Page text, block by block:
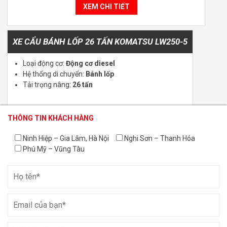
XEM CHI TIẾT
XE CẨU BÁNH LỐP 26 TẤN KOMATSU LW250-5
Loại động cơ: Động cơ diesel
Hệ thống di chuyển: Bánh lốp
Tải trọng nâng: 26 tấn
XEM CHI TIẾT
Bán gấp xe nâng người cần thẳng 58m JLG 1850SJ đời
Chiều cao làm việc:
THÔNG TIN KHÁCH HÀNG
THÔNG TIN KHÁCH HÀNG
THÔNG TIN KHÁCH HÀNG
Ninh Hiệp – Gia Lâm, Hà Nội
Nghi Sơn – Thanh Hóa
Phú Mỹ – Vũng Tàu